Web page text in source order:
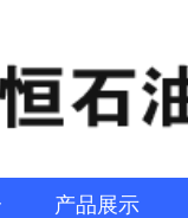
产品展示